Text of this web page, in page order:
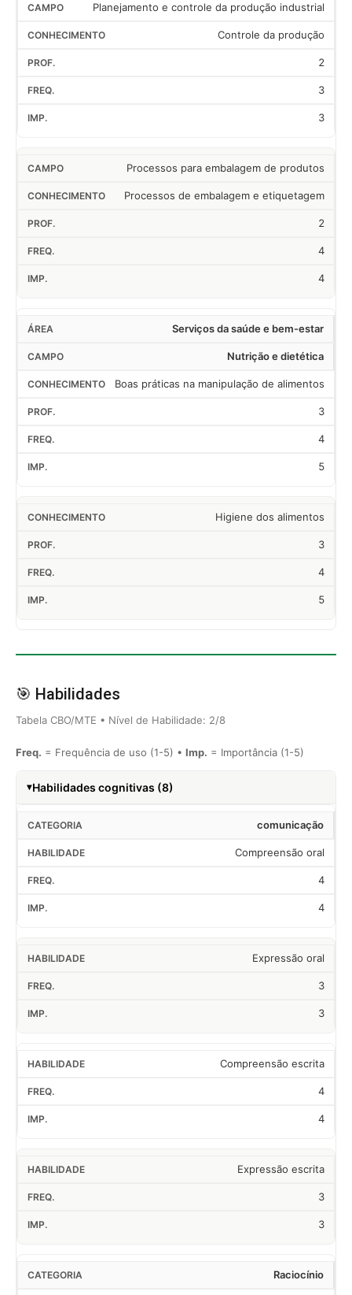
Planejamento e controle da produção industrial
Controle da produção
2
3
3
Processos para embalagem de produtos
Processos de embalagem e etiquetagem
2
4
4
Serviços da saúde e bem-estar
Nutrição e dietética
Boas práticas na manipulação de alimentos
3
4
5
Higiene dos alimentos
3
4
5
🎯 Habilidades
Tabela CBO/MTE • Nível de Habilidade: 2/8
Freq. = Frequência de uso (1-5) • Imp. = Importância (1-5)
Habilidades cognitivas (8)
comunicação
Compreensão oral
4
4
Expressão oral
3
3
Compreensão escrita
4
4
Expressão escrita
3
3
Raciocínio